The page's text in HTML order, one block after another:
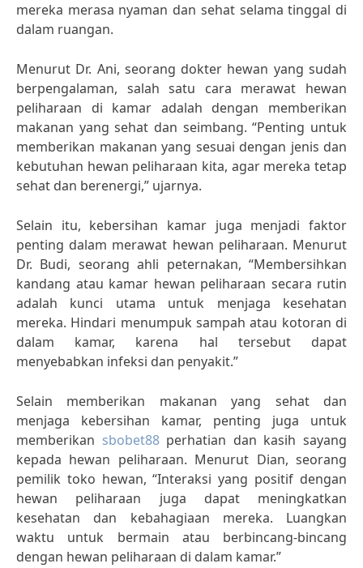
mereka merasa nyaman dan sehat selama tinggal di
dalam ruangan.
Menurut Dr. Ani, seorang dokter hewan yang sudah
berpengalaman, salah satu cara merawat hewan
peliharaan di kamar adalah dengan memberikan
makanan yang sehat dan seimbang. “Penting untuk
memberikan makanan yang sesuai dengan jenis dan
kebutuhan hewan peliharaan kita, agar mereka tetap
sehat dan berenergi,” ujarnya.
Selain itu, kebersihan kamar juga menjadi faktor
penting dalam merawat hewan peliharaan. Menurut
Dr. Budi, seorang ahli peternakan, “Membersihkan
kandang atau kamar hewan peliharaan secara rutin
adalah kunci utama untuk menjaga kesehatan
mereka. Hindari menumpuk sampah atau kotoran di
dalam kamar, karena hal tersebut dapat
menyebabkan infeksi dan penyakit.”
Selain memberikan makanan yang sehat dan
menjaga kebersihan kamar, penting juga untuk
memberikan sbobet88perhatian dan kasih sayang
kepada hewan peliharaan. Menurut Dian, seorang
pemilik toko hewan, “Interaksi yang positif dengan
hewan peliharaan juga dapat meningkatkan
kesehatan dan kebahagiaan mereka. Luangkan
waktu untuk bermain atau berbincang-bincang
dengan hewan peliharaan di dalam kamar.”